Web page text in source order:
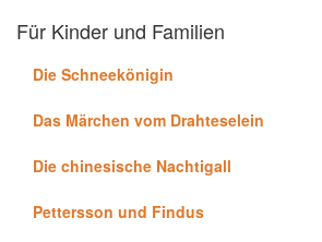
Für Kinder und Familien
Die Schneekönigin
Das Märchen vom Drahteselein
Die chinesische Nachtigall
Pettersson und Findus